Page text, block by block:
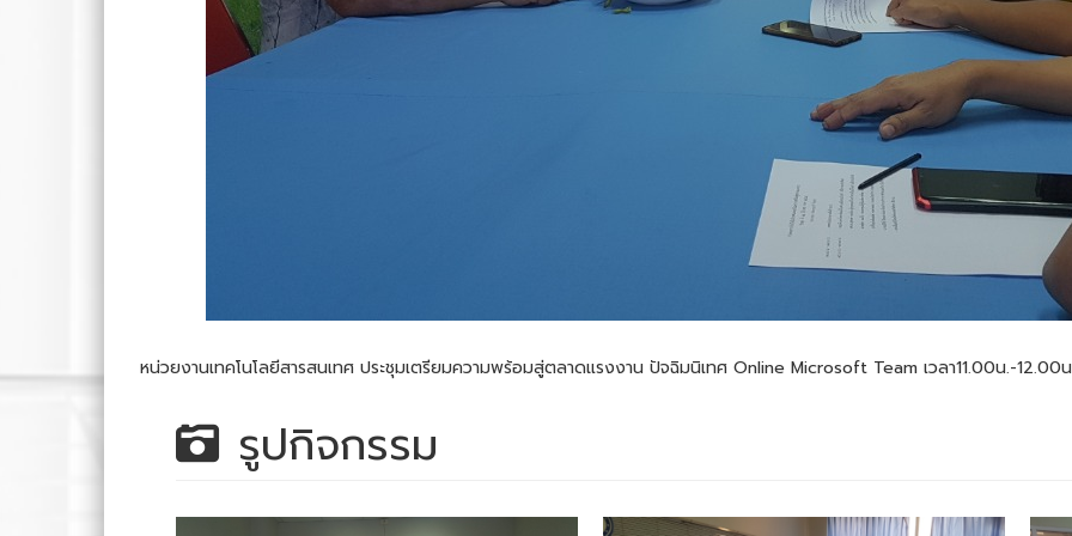
หน่วยงานเทคโนโลยีสารสนเทศ ประชุมเตรียมความพร้อมสู่ตลาดแรงงาน ปัจฉิมนิเทศ Online Microsoft Team เวลา11.00น.-12.00
รูปกิจกรรม